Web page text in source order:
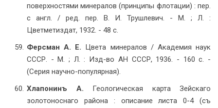
поверхностями минералов (принципы флотации) : пер.
с англ. / ред. пер. В. И. Трушлевич. - М. ; Л. :
Цветметиздат, 1932. - 48 с.
Ферсман А. Е. Цвета минералов / Академия наук
СССР. - М. ; Л. : Изд-во АН СССР, 1936. - 160 с. -
(Серия научно-популярная).
Хлапонинъ А. Геологическая карта Зейскаго
золотоноснаго района : описание листа 0-4 (съ